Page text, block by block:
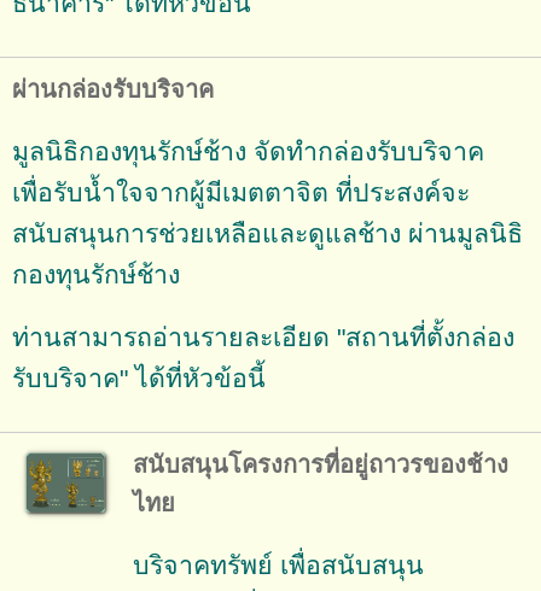
ผ่านกล่องรับบริจาค
มูลนิธิกองทุนรักษ์ช้าง จัดทำกล่องรับบริจาค
เพื่อรับน้ำใจจากผู้มีเมตตาจิต ที่ประสงค์จะ
สนับสนุนการช่วยเหลือและดูแลช้าง ผ่านมูลนิธิ
กองทุนรักษ์ช้าง
ท่านสามารถอ่านรายละเอียด "สถานที่ตั้งกล่อง
รับบริจาค" ได้ที่หัวข้อนี้
สนับสนุนโครงการที่อยู่ถาวรของช้าง
ไทย
บริจาคทรัพย์ เพื่อสนับสนุน